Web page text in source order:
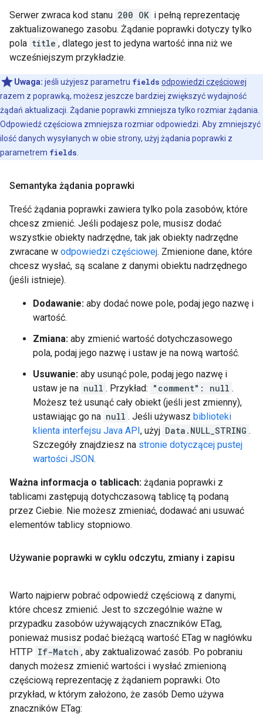
Serwer zwraca kod stanu 200 OK i pełną reprezentację
zaktualizowanego zasobu. Żądanie poprawki dotyczy tylko
pola title , dlatego jest to jedyna wartość inna niż we
wcześniejszym przykładzie.
Uwaga: jeśli użyjesz parametru fields odpowiedzi częściowej
razem z poprawką, możesz jeszcze bardziej zwiększyć wydajność
żądań aktualizacji. Żądanie poprawki zmniejsza tylko rozmiar żądania.
Odpowiedź częściowa zmniejsza rozmiar odpowiedzi. Aby zmniejszyć
ilość danych wysyłanych w obie strony, użyj żądania poprawki z
parametrem fields
Semantyka żądania poprawki
Treść żądania poprawki zawiera tylko pola zasobów, które
chcesz zmienić. Jeśli podajesz pole, musisz dodać
wszystkie obiekty nadrzędne, tak jak obiekty nadrzędne
zwracane w odpowiedzi częściowej. Zmienione dane, które
chcesz wysłać, są scalane z danymi obiektu nadrzędnego
(jeśli istnieje).
Dodawanie: aby dodać nowe pole, podaj jego nazwę i
wartość.
Zmiana: aby zmienić wartość dotychczasowego
pola, podaj jego nazwę i ustaw je na nową wartość.
Usuwanie: aby usunąć pole, podaj jego nazwę i
ustaw je na null . Przykład: "comment": null .
Możesz też usunąć cały obiekt (jeśli jest zmienny),
ustawiając go na null . Jeśli używasz biblioteki
klienta interfejsu Java API, użyj Data.NULL_STRING .
Szczegóły znajdziesz na stronie dotyczącej pustej
wartości JSON.
Ważna informacja o tablicach: żądania poprawki z
tablicami zastępują dotychczasową tablicę tą podaną
przez Ciebie. Nie możesz zmieniać, dodawać ani usuwać
elementów tablicy stopniowo.
Używanie poprawki w cyklu odczytu, zmiany i zapisu
Warto najpierw pobrać odpowiedź częściową z danymi,
które chcesz zmienić. Jest to szczególnie ważne w
przypadku zasobów używających znaczników ETag,
ponieważ musisz podać bieżącą wartość ETag w nagłówku
HTTP If-Match , aby zaktualizować zasób. Po pobraniu
danych możesz zmienić wartości i wysłać zmienioną
częściową reprezentację z żądaniem poprawki. Oto
przykład, w którym założono, że zasób Demo używa
znaczników ETag: